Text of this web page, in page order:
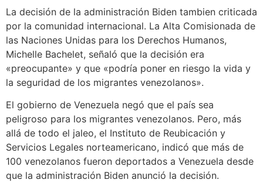
La decisión de la administración Biden tambien criticada
por la comunidad internacional. La Alta Comisionada de
las Naciones Unidas para los Derechos Humanos,
Michelle Bachelet, señaló que la decisión era
«preocupante» y que «podría poner en riesgo la vida y
la seguridad de los migrantes venezolanos».
El gobierno de Venezuela negó que el país sea
peligroso para los migrantes venezolanos. Pero, más
allá de todo el jaleo, el Instituto de Reubicación y
Servicios Legales norteamericano, indicó que más de
100 venezolanos fueron deportados a Venezuela desde
que la administración Biden anunció la decisión.